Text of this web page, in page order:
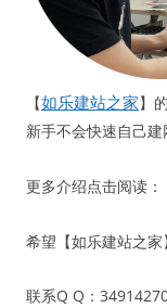
【如乐建站之家】
新手不会快速自己建
更多介绍点击阅读：
希望【如乐建站之
联系Q Q：